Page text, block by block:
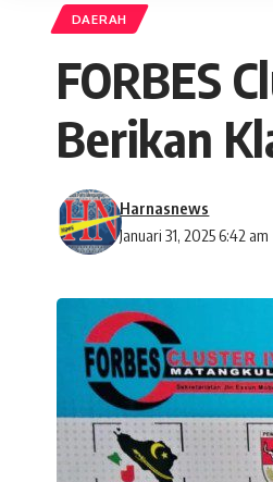
DAERAH
FORBES
Berikan
Januari 31, 2025 6:42 am
Harnasnews